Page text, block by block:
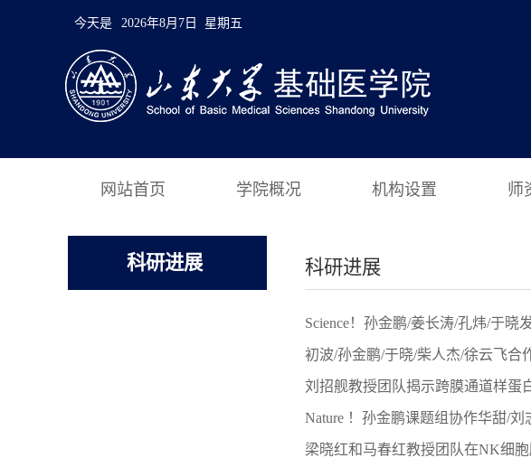
今天是 2026年8月7日 星期五
网站首页 学院概况 机构设置 师
科研进展 科研进展
Science！孙金鹏/姜长涛/孔炜/于晓
初波/孙金鹏/于晓/柴人杰/徐云飞合
刘招舰教授团队揭示跨膜通道样蛋
Nature ！孙金鹏课题组协作华甜/
梁晓红和马春红教授团队在NK细